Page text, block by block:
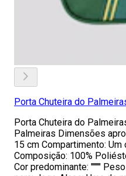
Porta Chuteira do
Porta Chuteira do
Palmeiras Dimensões
15 cm Compartimento:
Composição: 100%
Cor predominante: ''''''''